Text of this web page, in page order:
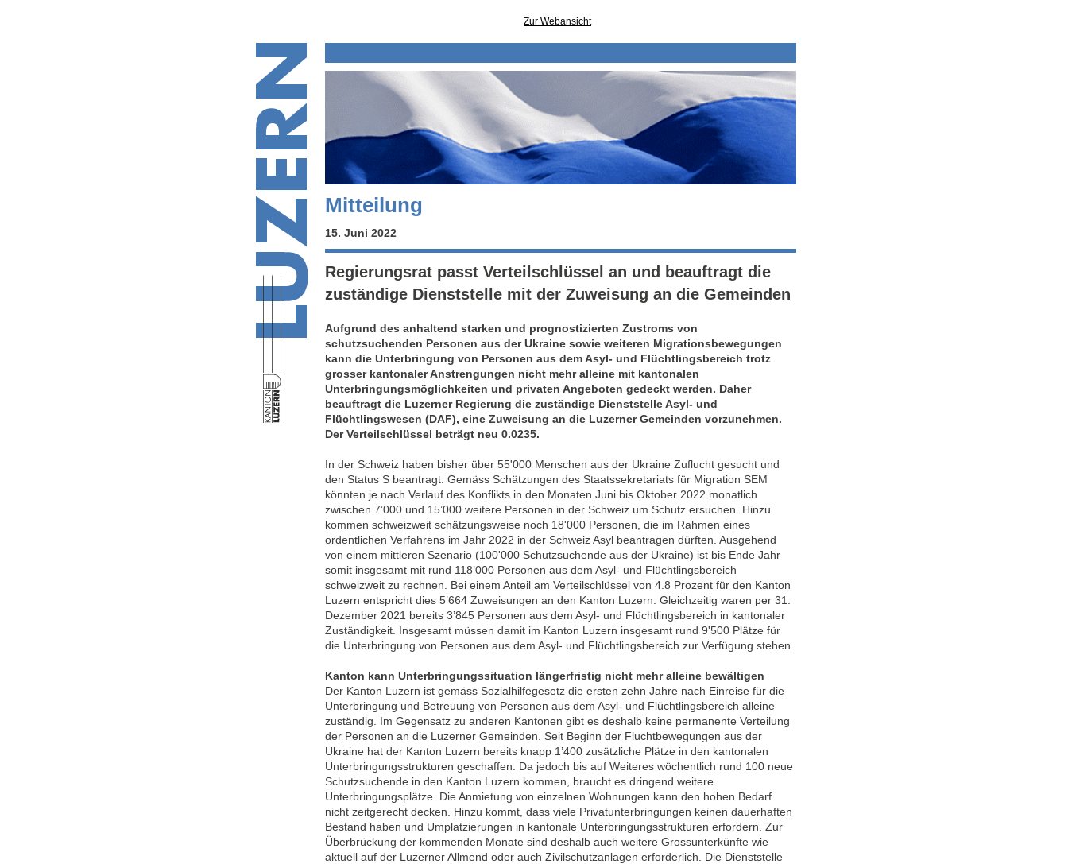
Zur Webansicht
Mitteilung
15. Juni 2022
Regierungsrat passt Verteilschlüssel an und beauftragt die
zuständige Dienststelle mit der Zuweisung an die Gemeinden
Aufgrund des anhaltend starken und prognostizierten Zustroms von
schutzsuchenden Personen aus der Ukraine sowie weiteren Migrationsbewegungen
kann die Unterbringung von Personen aus dem Asyl- und Flüchtlingsbereich trotz
grosser kantonaler Anstrengungen nicht mehr alleine mit kantonalen
Unterbringungsmöglichkeiten und privaten Angeboten gedeckt werden. Daher
beauftragt die Luzerner Regierung die zuständige Dienststelle Asyl- und
Flüchtlingswesen (DAF), eine Zuweisung an die Luzerner Gemeinden vorzunehmen.
Der Verteilschlüssel beträgt neu 0.0235.
In der Schweiz haben bisher über 55'000 Menschen aus der Ukraine Zuflucht gesucht und
den Status S beantragt. Gemäss Schätzungen des Staatssekretariats für Migration SEM
könnten je nach Verlauf des Konflikts in den Monaten Juni bis Oktober 2022 monatlich
zwischen 7’000 und 15’000 weitere Personen in der Schweiz um Schutz ersuchen. Hinzu
kommen schweizweit schätzungsweise noch 18'000 Personen, die im Rahmen eines
ordentlichen Verfahrens im Jahr 2022 in der Schweiz Asyl beantragen dürften. Ausgehend
von einem mittleren Szenario (100'000 Schutzsuchende aus der Ukraine) ist bis Ende Jahr
somit insgesamt mit rund 118’000 Personen aus dem Asyl- und Flüchtlingsbereich
schweizweit zu rechnen. Bei einem Anteil am Verteilschlüssel von 4.8 Prozent für den Kanton
Luzern entspricht dies 5’664 Zuweisungen an den Kanton Luzern. Gleichzeitig waren per 31.
Dezember 2021 bereits 3’845 Personen aus dem Asyl- und Flüchtlingsbereich in kantonaler
Zuständigkeit. Insgesamt müssen damit im Kanton Luzern insgesamt rund 9'500 Plätze für
die Unterbringung von Personen aus dem Asyl- und Flüchtlingsbereich zur Verfügung stehen.
Kanton kann Unterbringungssituation längerfristig nicht mehr alleine bewältigen
Der Kanton Luzern ist gemäss Sozialhilfegesetz die ersten zehn Jahre nach Einreise für die
Unterbringung und Betreuung von Personen aus dem Asyl- und Flüchtlingsbereich alleine
zuständig. Im Gegensatz zu anderen Kantonen gibt es deshalb keine permanente Verteilung
der Personen an die Luzerner Gemeinden. Seit Beginn der Fluchtbewegungen aus der
Ukraine hat der Kanton Luzern bereits knapp 1’400 zusätzliche Plätze in den kantonalen
Unterbringungsstrukturen geschaffen. Da jedoch bis auf Weiteres wöchentlich rund 100 neue
Schutzsuchende in den Kanton Luzern kommen, braucht es dringend weitere
Unterbringungsplätze. Die Anmietung von einzelnen Wohnungen kann den hohen Bedarf
nicht zeitgerecht decken. Hinzu kommt, dass viele Privatunterbringungen keinen dauerhaften
Bestand haben und Umplatzierungen in kantonale Unterbringungsstrukturen erfordern. Zur
Überbrückung der kommenden Monate sind deshalb auch weitere Grossunterkünfte wie
aktuell auf der Luzerner Allmend oder auch Zivilschutzanlagen erforderlich. Die Dienststelle